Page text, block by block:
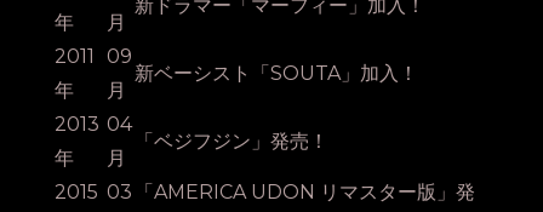
年
月
新ドラマー「マーフィー」加入！
2011
年
09
月
新ベーシスト「SOUTA」加入！
2013
年
04
月
「ベジフジン」発売！
2015 03
「AMERICA UDON リマスター版」発